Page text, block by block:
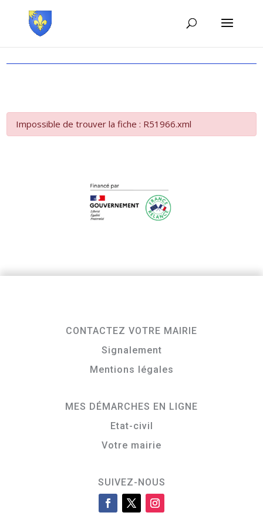
Impossible de trouver la fiche : R51966.xml
CONTACTEZ VOTRE MAIRIE
Signalement
Mentions légales
MES DÉMARCHES EN LIGNE
Etat-civil
Votre mairie
SUIVEZ-NOUS